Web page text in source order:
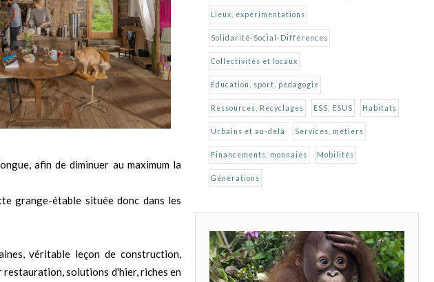
Lieux, expérimentations
Solidarité-Social-Différences
Collectivités et locaux
Éducation, sport, pédagogie
Ressources, Recyclages ESS, ESUS Habitats
Urbains et au-delà Services, métiers
Financements, monnaies Mobilités
Générations
afin de diminuer au maximum la
grange-étable située donc dans les
véritable leçon de construction,
solutions d'hier, riches en